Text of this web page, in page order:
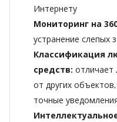
Интернету
Мониторинг на
устранение слепых
Классификация
средств: отличает
от других
точные